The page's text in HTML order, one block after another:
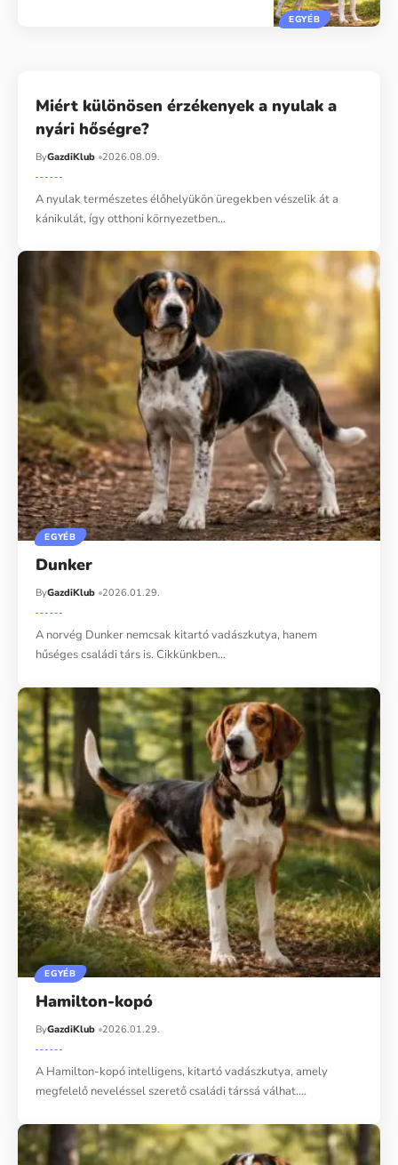
EGYÉB
Miért különösen érzékenyek a nyulak a
nyári hőségre?
ByGazdiKlub 2026.08.09.
A nyulak természetes élőhelyükön üregekben vészelik át a
kánikulát, így otthoni környezetben…
EGYÉB
Dunker
ByGazdiKlub 2026.01.29.
A norvég Dunker nemcsak kitartó vadászkutya, hanem
hűséges családi társ is. Cikkünkben…
EGYÉB
Hamilton-kopó
ByGazdiKlub 2026.01.29.
A Hamilton-kopó intelligens, kitartó vadászkutya, amely
megfelelő neveléssel szerető családi társsá válhat.…